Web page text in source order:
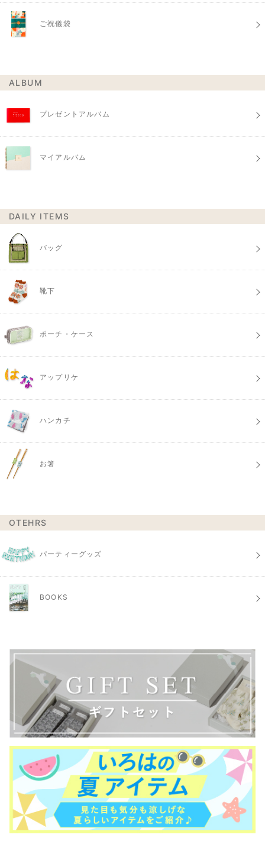
ご祝儀袋
ALBUM
プレゼントアルバム
マイアルバム
DAILY ITEMS
バッグ
靴下
ポーチ・ケース
アップリケ
ハンカチ
お箸
OTEHRS
パーティーグッズ
BOOKS